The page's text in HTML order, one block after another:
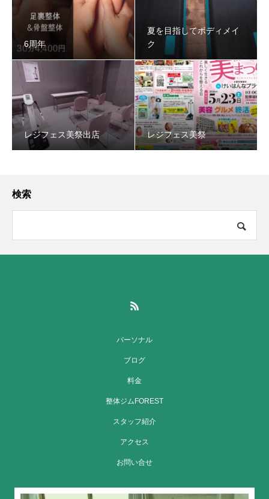
6周年
夏を目指してボディメイ
ク
レジフェス美祭出店 レジフェス美祭
検索
パーソナル
ブログ
料金
整体ジムFOREST
スタッフ紹介
アクセス
お問い合せ